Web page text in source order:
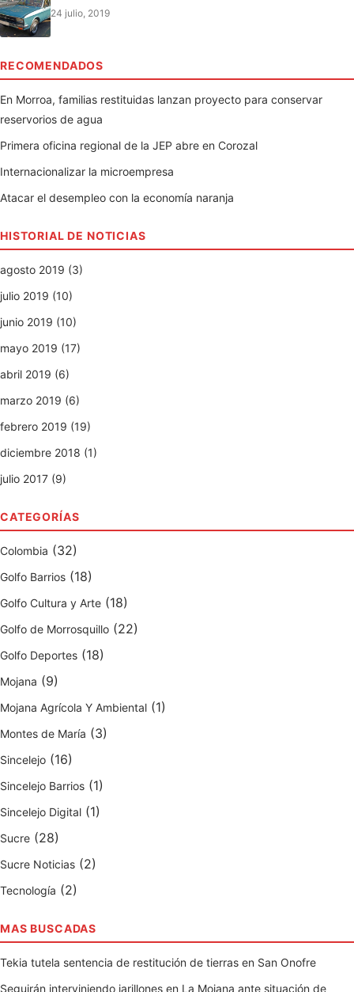
24 julio, 2019
RECOMENDADOS
En Morroa, familias restituidas lanzan proyecto para conservar
reservorios de agua
Primera oficina regional de la JEP abre en Corozal
Internacionalizar la microempresa
Atacar el desempleo con la economía naranja
HISTORIAL DE NOTICIAS
agosto 2019 (3)
julio 2019 (10)
junio 2019 (10)
mayo 2019 (17)
abril 2019 (6)
marzo 2019 (6)
febrero 2019 (19)
diciembre 2018 (1)
julio 2017 (9)
CATEGORÍAS
Colombia (32)
Golfo Barrios (18)
Golfo Cultura y Arte (18)
Golfo de Morrosquillo (22)
Golfo Deportes (18)
Mojana (9)
Mojana Agrícola Y Ambiental (1)
Montes de María (3)
Sincelejo (16)
Sincelejo Barrios (1)
Sincelejo Digital (1)
Sucre (28)
Sucre Noticias (2)
Tecnología (2)
MAS BUSCADAS
Tekia tutela sentencia de restitución de tierras en San Onofre
Seguirán interviniendo jarillones en La Mojana ante situación de